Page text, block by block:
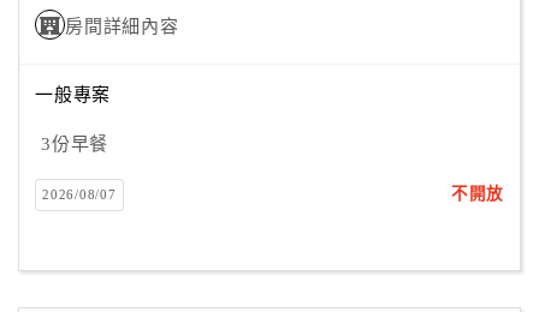
利
查
訂
房
Q&A
房間詳細內容
一般專案
3份早餐
2026/08/07 不開放